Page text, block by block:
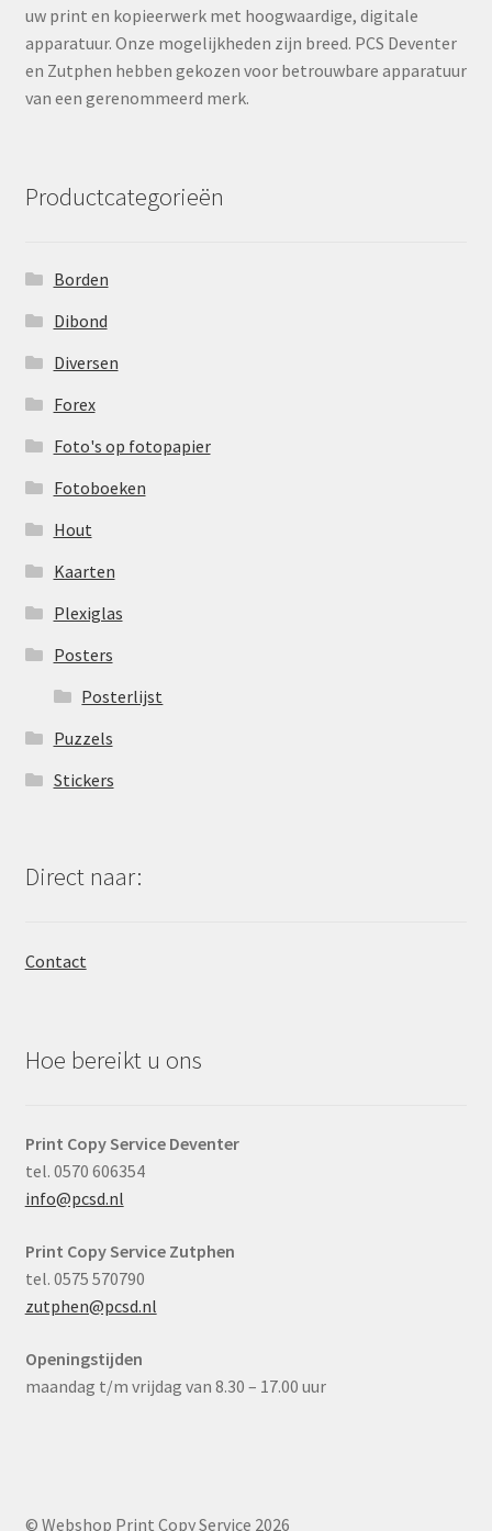
uw print en kopieerwerk met hoogwaardige, digitale
apparatuur. Onze mogelijkheden zijn breed. PCS Deventer
en Zutphen hebben gekozen voor betrouwbare apparatuur
van een gerenommeerd merk.
Productcategorieën
Borden
Dibond
Diversen
Forex
Foto's op fotopapier
Fotoboeken
Hout
Kaarten
Plexiglas
Posters
Posterlijst
Puzzels
Stickers
Direct naar:
Contact
Hoe bereikt u ons
Print Copy Service Deventer
tel. 0570 606354
info@pcsd.nl
Print Copy Service Zutphen
tel. 0575 570790
zutphen@pcsd.nl
Openingstijden
maandag t/m vrijdag van 8.30 – 17.00 uur
© Webshop Print Copy Service 2026